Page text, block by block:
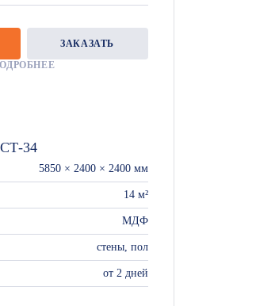
ЗАКАЗАТЬ
34
5850 × 2400 × 2400 мм
14 м²
МДФ
стены, пол
от 2 дней